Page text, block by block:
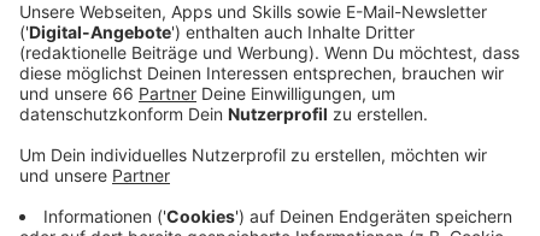
Veröffentlicht:Mittwoch, 29.07.2020 05:12
Anzeige
Mit dabei ist ein neuer Mann, gestern hat die Fortuna
Der 22-jährige Mittelfeldspieler unterschrieb einen